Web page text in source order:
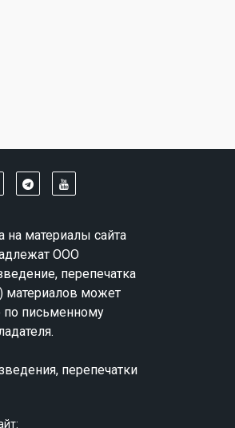
материалы сайта
ООО
перепечатка
материалов может
по письменному
перепечатки